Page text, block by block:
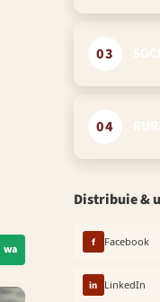
wa
03
04
Distribuie &
f Facebook
in LinkedIn